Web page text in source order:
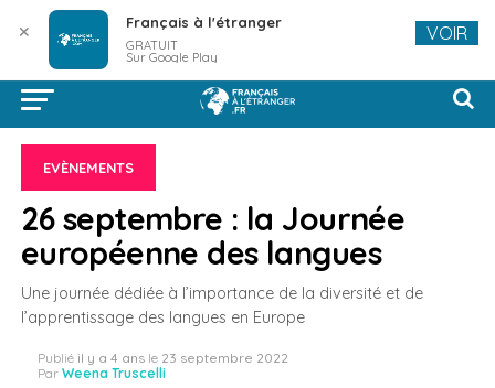
EVÈNEMENTS
26 septembre : la Journée
européenne des langues
Une journée dédiée à l’importance de la diversité et de
l’apprentissage des langues en Europe
Publié il y a 4 ans le 23 septembre 2022
Par Weena Truscelli
✕ Français à l'étranger
GRATUIT
Sur Google Play
VOIR